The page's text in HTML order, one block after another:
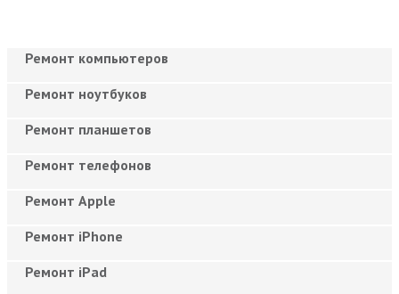
Ремонт компьютеров
Ремонт ноутбуков
Ремонт планшетов
Ремонт телефонов
Ремонт Apple
Ремонт iPhone
Ремонт iPad